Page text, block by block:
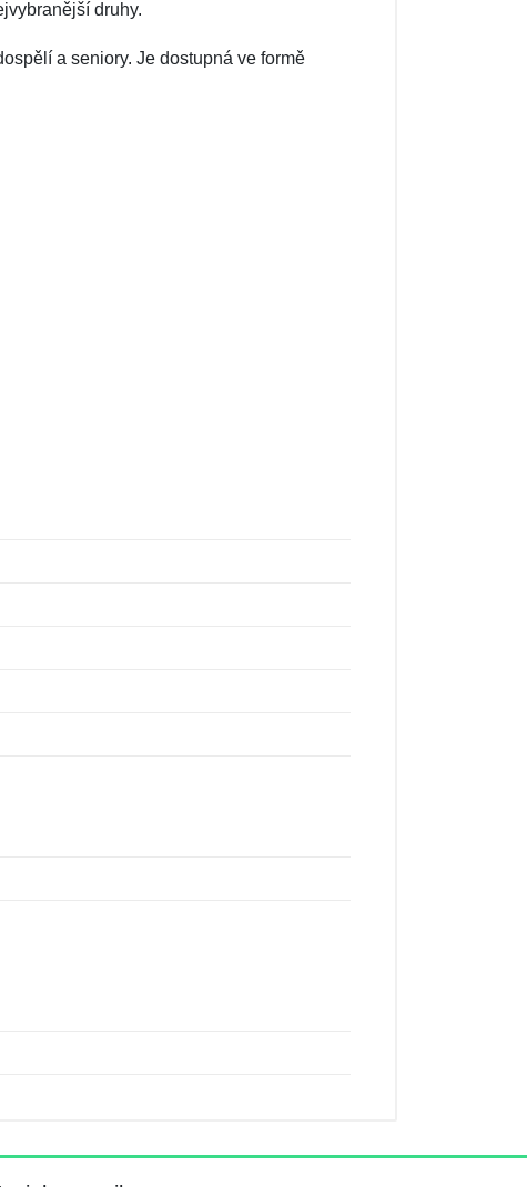
druhy.
a seniory. Je dostupná ve formě